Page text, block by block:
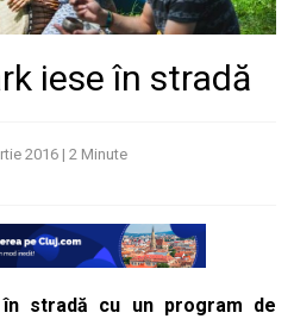
iese în stradă
2016 | 2 Minute
stradă cu un program de